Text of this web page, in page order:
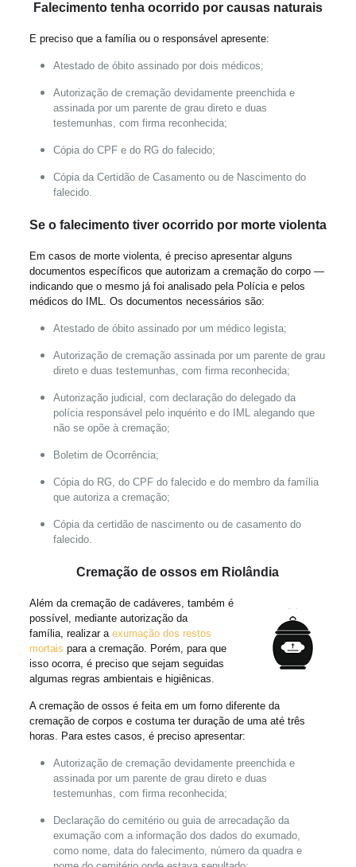
Falecimento tenha ocorrido por causas naturais
E preciso que a família ou o responsável apresente:
Atestado de óbito assinado por dois médicos;
Autorização de cremação devidamente preenchida e
assinada por um parente de grau direto e duas
testemunhas, com firma reconhecida;
Cópia do CPF e do RG do falecido;
Cópia da Certidão de Casamento ou de Nascimento do
falecido.
Se o falecimento tiver ocorrido por morte violenta
Em casos de morte violenta, é preciso apresentar alguns
documentos específicos que autorizam a cremação do corpo —
indicando que o mesmo já foi analisado pela Polícia e pelos
médicos do IML. Os documentos necessários são:
Atestado de óbito assinado por um médico legista;
Autorização de cremação assinada por um parente de grau
direto e duas testemunhas, com firma reconhecida;
Autorização judicial, com declaração do delegado da
polícia responsável pelo inquérito e do IML alegando que
não se opõe à cremação;
Boletim de Ocorrência;
Cópia do RG, do CPF do falecido e do membro da família
que autoriza a cremação;
Cópia da certidão de nascimento ou de casamento do
falecido.
Cremação de ossos em Riolândia
Além da cremação de cadáveres, também é
possível, mediante autorização da
família, realizar a exumação dos restos
mortais para a cremação. Porém, para que
isso ocorra, é preciso que sejam seguidas
algumas regras ambientais e higiênicas.
A cremação de ossos é feita em um forno diferente da
cremação de corpos e costuma ter duração de uma até três
horas. Para estes casos, é preciso apresentar:
Autorização de cremação devidamente preenchida e
assinada por um parente de grau direto e duas
testemunhas, com firma reconhecida;
Declaração do cemitério ou guia de arrecadação da
exumação com a informação dos dados do exumado,
como nome, data do falecimento, número da quadra e